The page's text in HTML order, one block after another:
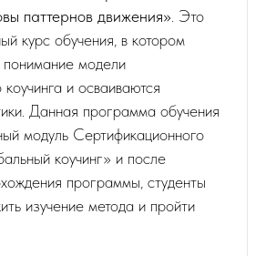
паттернов движения» . Это
курс обучения, в котором
понимание модели
и осваиваются
Данная программа обучения
модуль Сертификационного
коучинг» и после
программы, студенты
изучение метода и пройти